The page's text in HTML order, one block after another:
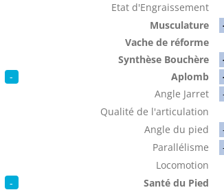
Etat d'Engraissement
Musculature
Vache de réforme
Synthèse Bouchère
-
Aplomb
Angle Jarret
Qualité de l'articulation
Angle du pied
Parallélisme
Locomotion
-
Santé du Pied